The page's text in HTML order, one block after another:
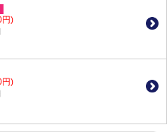
円)
円)